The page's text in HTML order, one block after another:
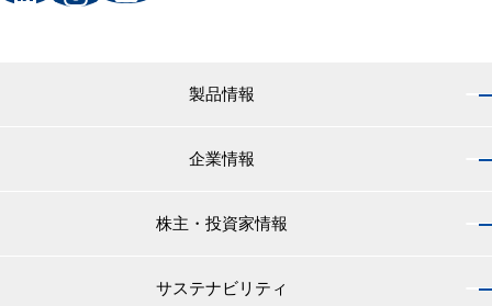
製品情報
小型船舶・漁船用塗料・漁網用防汚剤
企業情報
株主・投資家情報
株主・投資家情報 トップサステナビリティ